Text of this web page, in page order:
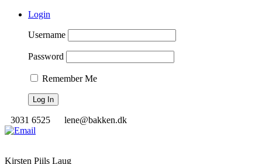
Login
Username
Password
Remember Me
3031 6525 lene@bakken.dk
Kirsten Piils Laug